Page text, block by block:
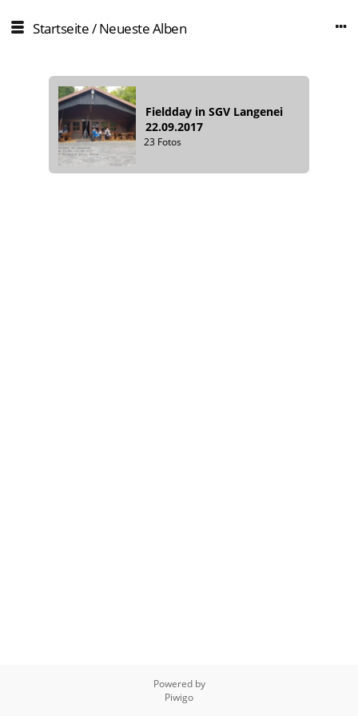
Startseite/Neueste Alben
Fieldday in SGV Langenei
22.09.2017
23 Fotos
Powered by
Piwigo